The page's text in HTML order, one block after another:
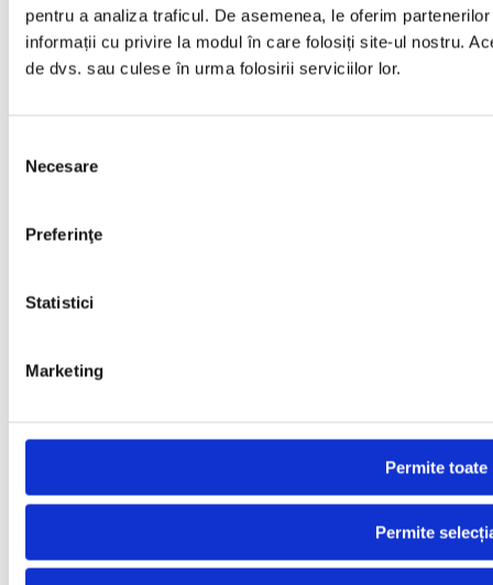
pentru a analiza traficul. De asemenea, le oferim
informații cu privire la modul în care folosiți site-ul nostru.
de dvs. sau culese în urma folosirii serviciilor lor.
consimțământului
Necesare
Preferinţe
Statistici
Marketing
Permite toate
Permite
LABORATOR DE ANALIZE FIZICO-CHIMICE ŞI
dotat cu aparatura necesară efectuării analizelor fizico-chimice
şi bacteriologice ale apei, Certificat de Ministerul Sănătăţii